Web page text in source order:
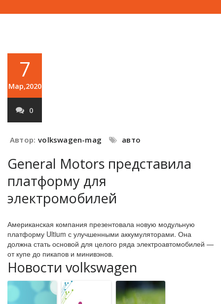
7
Мар,2020
0
Автор: volkswagen-mag авто
General Motors представила
платформу для
электромобилей
Американская компания презентовала новую модульную
платформу Ultium с улучшенными аккумуляторами. Она
должна стать основой для целого ряда электроавтомобилей —
от купе до пикапов и минивэнов.
Новости volkswagen